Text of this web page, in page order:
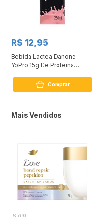
R$ 12,95
Bebida Lactea Danone
YoPro 15g De Proteina
Comprar
Mais Vendidos
R$ 56,90